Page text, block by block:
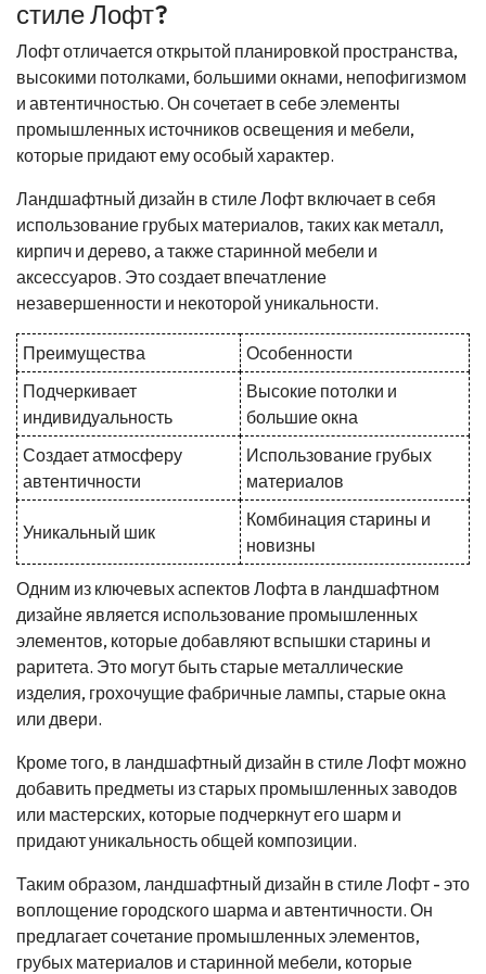
стиле Лофт?
Лофт отличается открытой планировкой пространства,
высокими потолками, большими окнами, непофигизмом
и автентичностью. Он сочетает в себе элементы
промышленных источников освещения и мебели,
которые придают ему особый характер.
Ландшафтный дизайн в стиле Лофт включает в себя
использование грубых материалов, таких как металл,
кирпич и дерево, а также старинной мебели и
аксессуаров. Это создает впечатление
незавершенности и некоторой уникальности.
Преимущества
Особенности
Подчеркивает
индивидуальность
Высокие потолки и
большие окна
Создает атмосферу
автентичности
Использование грубых
материалов
Уникальный шик
Комбинация старины и
новизны
Одним из ключевых аспектов Лофта в ландшафтном
дизайне является использование промышленных
элементов, которые добавляют вспышки старины и
раритета. Это могут быть старые металлические
изделия, грохочущие фабричные лампы, старые окна
или двери.
Кроме того, в ландшафтный дизайн в стиле Лофт можно
добавить предметы из старых промышленных заводов
или мастерских, которые подчеркнут его шарм и
придают уникальность общей композиции.
Таким образом, ландшафтный дизайн в стиле Лофт - это
воплощение городского шарма и автентичности. Он
предлагает сочетание промышленных элементов,
грубых материалов и старинной мебели, которые